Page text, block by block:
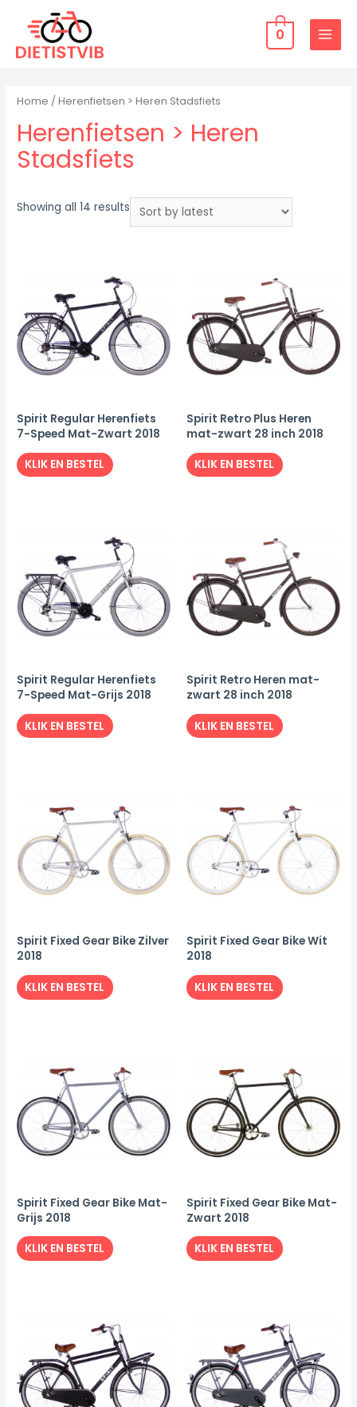
Doorgaan
inhoud
0
MAIN
Home / Herenfietsen > Heren Stadsfiets
Herenfietsen > Heren
Stadsfiets
Showing all 14 results
Spirit Regular Herenfiets
7-Speed Mat-Zwart 2018
KLIK EN BESTEL
Spirit Retro Plus Heren
mat-zwart 28 inch 2018
KLIK EN BESTEL
Spirit Regular Herenfiets
7-Speed Mat-Grijs 2018
KLIK EN BESTEL
Spirit Retro Heren mat-
zwart 28 inch 2018
KLIK EN BESTEL
Spirit Fixed Gear Bike Zilver
2018
KLIK EN BESTEL
Spirit Fixed Gear Bike Wit
2018
KLIK EN BESTEL
Spirit Fixed Gear Bike Mat-
Grijs 2018
KLIK EN BESTEL
Spirit Fixed Gear Bike Mat-
Zwart 2018
KLIK EN BESTEL